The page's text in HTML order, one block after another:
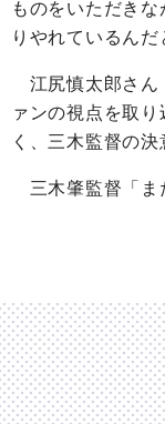
ものをいただき
りやれているんだ
江尻慎太郎さん
ァンの視点を取
く、三木監督の決
三木肇監督「ま